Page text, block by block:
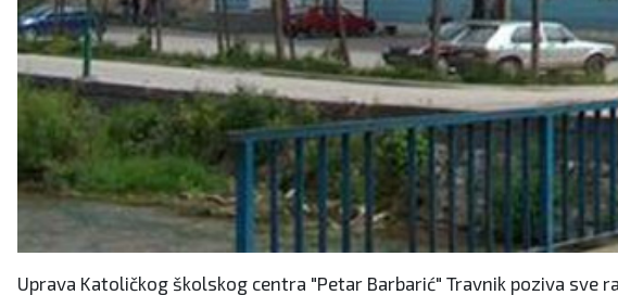
Uprava Katoličkog školskog centra "Petar Barbarić" Travnik poziva